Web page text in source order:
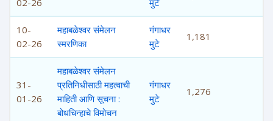
02-26
मुटे
10-
02-26
महाबळेश्वर संमेलन
स्मरणिका
गंगाधर
मुटे
1,181
31-
01-26
महाबळेश्वर संमेलन
प्रतिनिधीसाठी महत्वाची
माहिती आणि सूचना :
बोधचिन्हाचे विमोचन
गंगाधर
मुटे
1,276